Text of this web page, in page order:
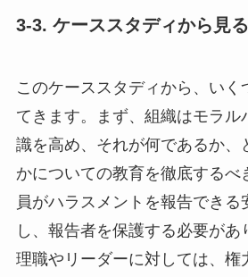
3-3. ケーススタディから見
このケーススタディから、いく
てきます。まず、組織はモラル
識を高め、それが何であるか、
かについての教育を徹底するべ
員がハラスメントを報告できる
し、報告者を保護する必要があ
理職やリーダーに対しては、権